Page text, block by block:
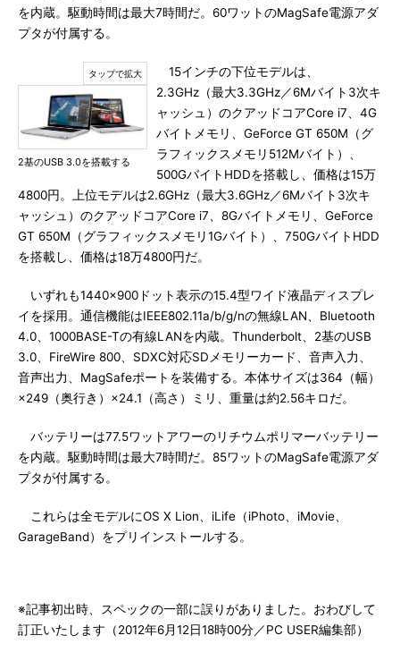
を内蔵。駆動時間は最大7時間だ。60ワットのMagSafe電源アダ
プタが付属する。
2基のUSB 3.0を搭載する
15インチの下位モデルは、
2.3GHz（最大3.3GHz／6Mバイト3次キ
ャッシュ）のクアッドコアCore i7、4G
バイトメモリ、GeForce GT 650M（グ
ラフィックスメモリ512Mバイト）、
500GバイトHDDを搭載し、価格は15万
4800円。上位モデルは2.6GHz（最大3.6GHz／6Mバイト3次キ
ャッシュ）のクアッドコアCore i7、8Gバイトメモリ、GeForce
GT 650M（グラフィックスメモリ1Gバイト）、750GバイトHDD
を搭載し、価格は18万4800円だ。
いずれも1440×900ドット表示の15.4型ワイド液晶ディスプレ
イを採用。通信機能はIEEE802.11a/b/g/nの無線LAN、Bluetooth
4.0、1000BASE-Tの有線LANを内蔵。Thunderbolt、2基のUSB
3.0、FireWire 800、SDXC対応SDメモリーカード、音声入力、
音声出力、MagSafeポートを装備する。本体サイズは364（幅）
×249（奥行き）×24.1（高さ）ミリ、重量は約2.56キロだ。
バッテリーは77.5ワットアワーのリチウムポリマーバッテリー
を内蔵。駆動時間は最大7時間だ。85ワットのMagSafe電源アダ
プタが付属する。
これらは全モデルにOS X Lion、iLife（iPhoto、iMovie、
GarageBand）をプリインストールする。
※記事初出時、スペックの一部に誤りがありました。おわびして
訂正いたします（2012年6月12日18時00分／PC USER編集部）